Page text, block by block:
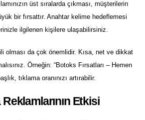
üst sıralarda çıkması, müşterilerin
bir fırsattır. Anahtar kelime hedeflemesi
ilgilenen kişilere ulaşabilirsiniz.
olması da çok önemlidir. Kısa, net ve dikkat
Örneğin: “Botoks Fırsatları – Hemen
tıklama oranınızı artırabilir.
Etkisi